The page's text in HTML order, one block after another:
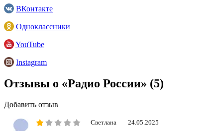
ВКонтакте
Одноклассники
YouTube
Instagram
Отзывы о «Радио России» (5)
Добавить отзыв
Светлана 24.05.2025